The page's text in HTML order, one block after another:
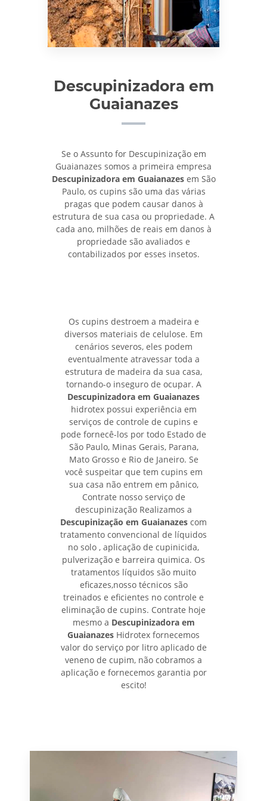
Descupinizadora em
Guaianazes
Se o Assunto for Descupinização em
Guaianazes somos a primeira empresa
Descupinizadora em Guaianazesem São
Paulo, os cupins são uma das várias
pragas que podem causar danos à
estrutura de sua casa ou propriedade. A
cada ano, milhões de reais em danos à
propriedade são avaliados e
contabilizados por esses insetos.
Os cupins destroem a madeira e
diversos materiais de celulose. Em
cenários severos, eles podem
eventualmente atravessar toda a
estrutura de madeira da sua casa,
tornando-o inseguro de ocupar. A
Descupinizadora em Guaianazes
hidrotex possui experiência em
serviços de controle de cupins e
pode fornecê-los por todo Estado de
São Paulo, Minas Gerais, Parana,
Mato Grosso e Rio de Janeiro. Se
você suspeitar que tem cupins em
sua casa não entrem em pânico,
Contrate nosso serviço de
descupinização Realizamos a
Descupinização em Guaianazes com
tratamento convencional de líquidos
no solo , aplicação de cupinicida,
pulverização e barreira quimica. Os
tratamentos líquidos são muito
eficazes,nosso técnicos são
treinados e eficientes no controle e
eliminação de cupins. Contrate hoje
mesmo a Descupinizadora em
Guaianazes Hidrotex fornecemos
valor do serviço por litro aplicado de
veneno de cupim, não cobramos a
aplicação e fornecemos garantia por
escito!